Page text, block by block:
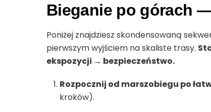
Bieganie po górach
Poniżej znajdziesz skondensowaną
pierwszym wyjściem na skaliste trasy.
ekspozycji → bezpieczeństwo.
Rozpocznij od marszobiegu po
kroków).